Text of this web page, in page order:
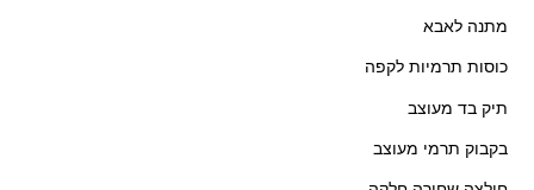
מתנה לאבא
כוסות תרמיות לקפה
תיק בד מעוצב
בקבוק תרמי מעוצב